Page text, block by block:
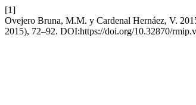
[1]
Ovejero Bruna, M.M. y Cardenal Hernáez, V.
2015), 72–92. DOI:https://doi.org/10.32870/